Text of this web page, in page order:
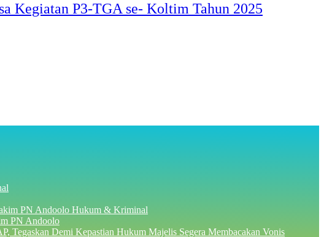
Kegiatan P3-TGA se- Koltim Tahun 2025
Hukum & Kriminal
PN Andoolo